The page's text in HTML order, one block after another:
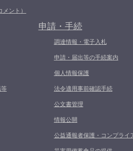
ント）
申請・手続
調達情報・電子入札
申請・届出等の手続案内
個人情報保護
法令適用事前確認手続
公文書管理
情報公開
公益通報者保護・コンプライ